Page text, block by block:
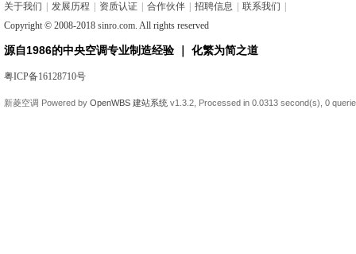
关于我们 发展历程 资质认证 合作伙伴 招聘信息 联系我们
Copyright © 2008-2018 sinro.com. All rights reserved
源自1986的中央空调专业制造经验 ｜ 化繁为简之道
粤ICP备16128710号
新菱空调 Powered by OpenWBS 建站系统 v1.3.2, Processed in 0.0313 second(s), 0